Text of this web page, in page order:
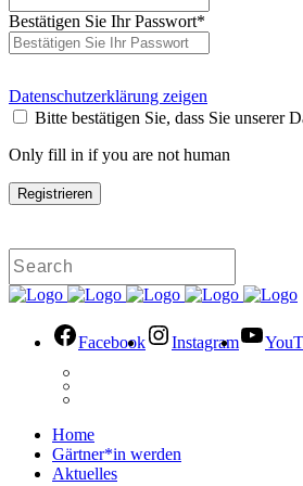
Bestätigen Sie Ihr Passwort*
Datenschutzerklärung zeigen
Bitte bestätigen Sie, dass Sie unserer
Only fill in if you are not human
Facebook Instagram
Home
Gärtner*in werden
Aktuelles